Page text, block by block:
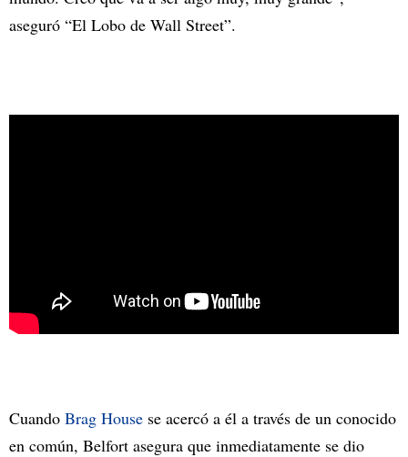
aseguró “El Lobo de Wall Street”.
Cuando Brag House se acercó a él a través de un conocido
en común, Belfort asegura que inmediatamente se dio